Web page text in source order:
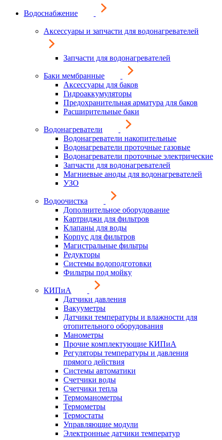
Водоснабжение
Аксессуары и запчасти для водонагревателей
Запчасти для водонагревателей
Баки мембранные
Аксессуары для баков
Гидроаккумуляторы
Предохранительная арматура для баков
Расширительные баки
Водонагреватели
Водонагреватели накопительные
Водонагреватели проточные газовые
Водонагреватели проточные электрические
Запчасти для водонагревателей
Магниевые аноды для водонагревателей
УЗО
Водоочистка
Дополнительное оборудование
Картриджи для фильтров
Клапаны для воды
Корпус для фильтров
Магистральные фильтры
Редукторы
Системы водоподготовки
Фильтры под мойку
КИПиА
Датчики давления
Вакууметры
Датчики температуры и влажности для
отопительного оборудования
Манометры
Прочие комплектующие КИПиА
Регуляторы температуры и давления
прямого действия
Системы автоматики
Счетчики воды
Счетчики тепла
Термоманометры
Термометры
Термостаты
Управляющие модули
Электронные датчики температур